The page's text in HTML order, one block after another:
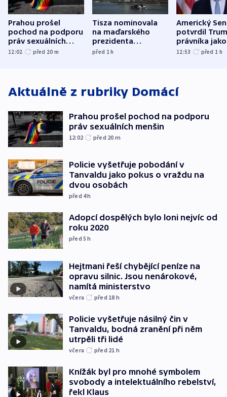
Prahou prošel
pochod na podporu
práv sexuálních
menšin
12:02 před 20 m
Tisza nominovala
na maďarského
prezidenta
bývalého šéfa
před 1h
Americký
potvrdil
právníka jako
ministra
12:53 před 1 h
Aktuálně z rubriky Domácí
Prahou prošel pochod na podporu
práv sexuálních menšin
12:02 před 20 m
Policie vyšetřuje pobodání v
Tanvaldu jako pokus o vraždu na
dvou osobách
před 4h
Adopcí dospělých bylo loni nejvíc od
roku 2020
před 5h
Hejtmani řeší chybějící peníze na
opravu silnic. Jsou nenárokové,
namítá ministerstvo
včera před 18 h
Policie vyšetřuje násilný čin v
Tanvaldu, bodná zranění při něm
utrpěli tři lidé
včera před 21 h
Knížák byl pro mnohé symbolem
svobody a intelektuálního rebelství,
řekl Klaus